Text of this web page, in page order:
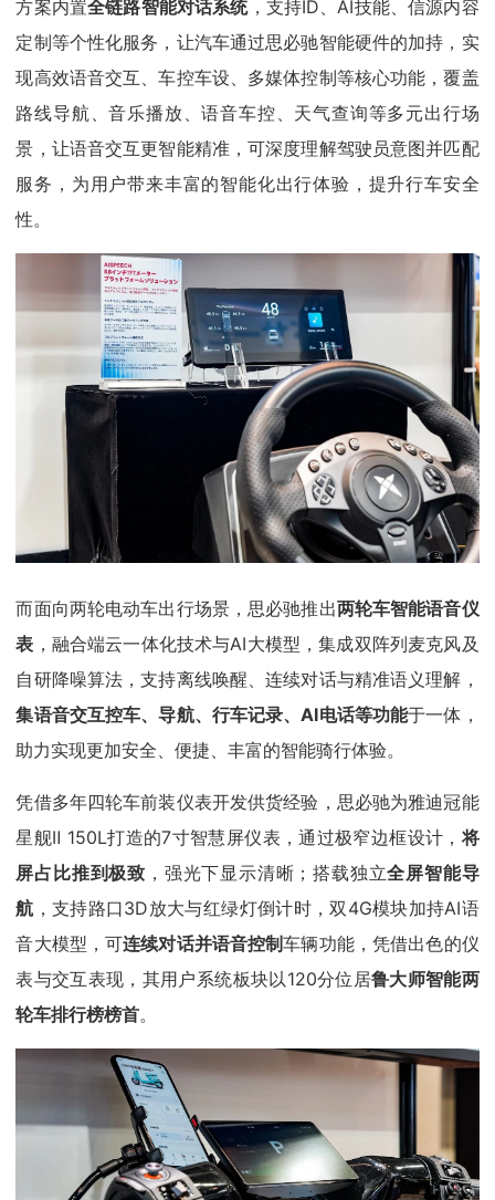
方案内置全链路智能对话系统，支持ID、AI技能、信源内容
定制等个性化服务，让汽车通过思必驰智能硬件的加持，实
现高效语音交互、车控车设、多媒体控制等核心功能，覆盖
路线导航、音乐播放、语音车控、天气查询等多元出行场
景，让语音交互更智能精准，可深度理解驾驶员意图并匹配
服务，为用户带来丰富的智能化出行体验，提升行车安全
性。
而面向两轮电动车出行场景，思必驰推出两轮车智能语音仪
表 ，融合端云一体化技术与AI大模型，集成双阵列麦克风及
自研降噪算法，支持离线唤醒、连续对话与精准语义理解，
集语音交互控车、导航、行车记录、AI电话等功能于一体，
助力实现更加安全、便捷、丰富的智能骑行体验。
凭借多年四轮车前装仪表开发供货经验，思必驰为雅迪冠能
星舰Ⅱ 150L打造的7寸智慧屏仪表，通过极窄边框设计，将
屏占比推到极致 ，强光下显示清晰；搭载独立全屏智能导
航 ，支持路口3D放大与红绿灯倒计时，双4G模块加持AI语
音大模型，可连续对话并语音控制车辆功能，凭借出色的仪
表与交互表现，其用户系统板块以120分位居鲁大师智能两
轮车排行榜榜首。